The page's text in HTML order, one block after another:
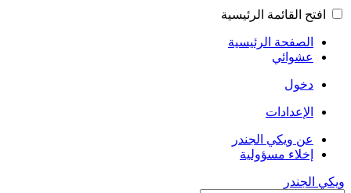
افتح القائمة الرئيسية
الصفحة الرئيسية
عشوائي
دخول
الإعدادات
عن ويكي الجندر
إخلاء مسؤولية
ويكي الجندر